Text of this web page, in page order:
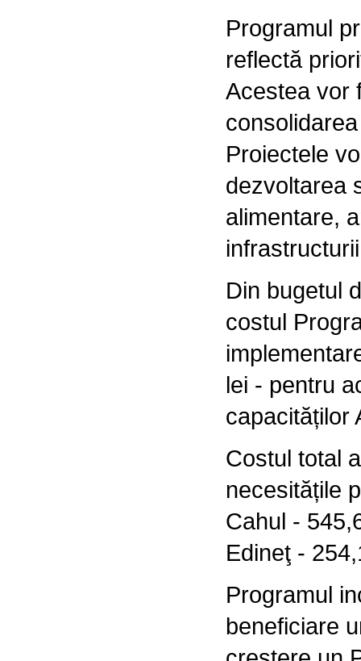
Programul
reflectă
Acestea vor
Proiectele
dezvoltarea
alimentare,
Din bugetul
costul
lei - pentru
capacităților
Costul total
necesitățile
Cahul -
Edineţ -
Programul
beneficiare